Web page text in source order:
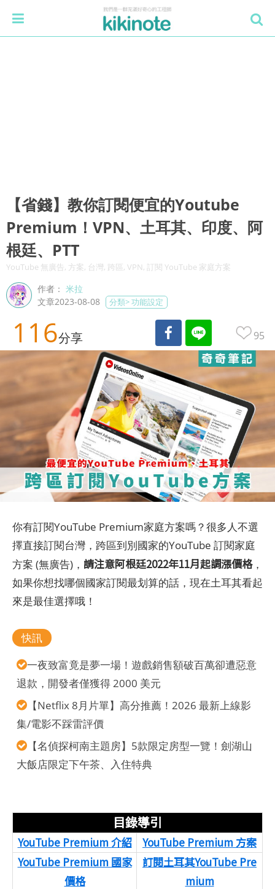
【省錢】教你訂閱便宜的Youtube
Premium！VPN、土耳其、印度、阿
根廷、PTT
YouTube 無廣告, 方案, 台灣, 跨區, VPN, 訂閱 YouTube 家庭方案
作者：米拉
文章2023-08-08
分類>功能設定
116分享 95
你有訂閱YouTube Premium家庭方案嗎？很多人不選
擇直接訂閱台灣，跨區到別國家的YouTube 訂閱家庭
方案 (無廣告)， 請注意阿根廷2022年11月起調漲價格，
如果你想找哪個國家訂閱最划算的話，現在土耳其看起
來是最佳選擇哦！
快訊
一夜致富竟是夢一場！遊戲銷售額破百萬卻遭惡意
退款，開發者僅獲得 2000 美元
【Netflix 8月片單】高分推薦！2026 最新上線影
集/電影不踩雷評價
【名偵探柯南主題房】5款限定房型一覽！劍湖山
大飯店限定下午茶、入住特典
目錄導引
YouTube Premium 介紹
YouTube Premium 方案
YouTube Premium 國家
價格
訂閱土耳其YouTube Pre
mium